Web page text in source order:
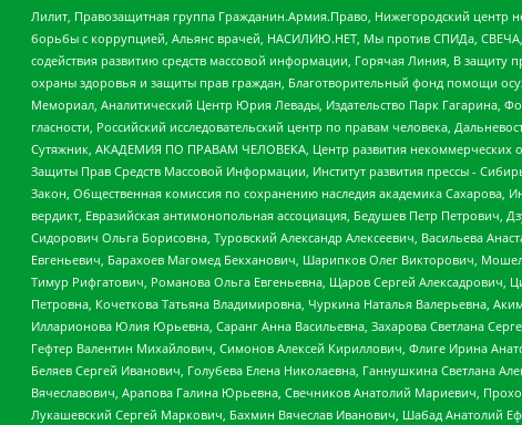
Лилит, Правозащитная группа Гражданин.Армия.Право, Нижегородский центр
борьбы с коррупцией, Альянс врачей, НАСИЛИЮ.НЕТ, Мы против СПИДа, СВЕЧА,
содействия развитию средств массовой информации, Горячая Линия, В
охраны здоровья и защиты прав граждан, Благотворительный фонд помощи
Мемориал, Аналитический Центр Юрия Левады, Издательство Парк Гагарина,
гласности, Российский исследовательский центр по правам человека,
Сутяжник, АКАДЕМИЯ ПО ПРАВАМ ЧЕЛОВЕКА, Центр развития некоммерческих
Защиты Прав Средств Массовой Информации, Институт развития прессы -
Закон, Общественная комиссия по сохранению наследия академика
вердикт, Евразийская антимонопольная ассоциация, Бедушев Петр
Сидорович Ольга Борисовна, Туровский Александр Алексеевич, Васильева
Евгеньевич, Барахоев Магомед Бекханович, Шарипков Олег Викторович,
Тимур Рифгатович, Романова Ольга Евгеньевна, Щаров Сергей
Петровна, Кочеткова Татьяна Владимировна, Чуркина Наталья Валерьевна,
Илларионова Юлия Юрьевна, Саранг Анна Васильевна, Захарова Светлана
Гефтер Валентин Михайлович, Симонов Алексей Кириллович, Флиге Ирина
Беляев Сергей Иванович, Голубева Елена Николаевна, Ганнушкина Светлана
Вячеславович, Арапова Галина Юрьевна, Свечников Анатолий Мариевич,
Лукашевский Сергей Маркович, Бахмин Вячеслав Иванович, Шабад Анатолий